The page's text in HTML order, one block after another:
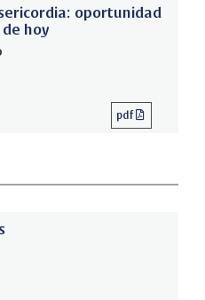
oportunidad
hoy
pdf